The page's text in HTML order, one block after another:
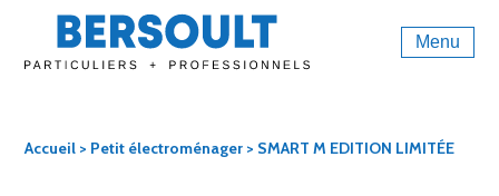
Menu
Accueil > Petit électroménager > SMART M EDITION LIMITÉE